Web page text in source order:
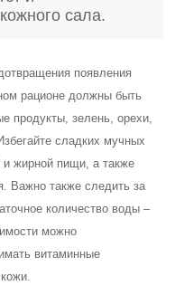
сала.
появления
рационе должны быть
продукты, зелень, орехи,
сладких мучных
и жирной пищи, а также
Важно также следить за
количество воды –
можно
витаминные